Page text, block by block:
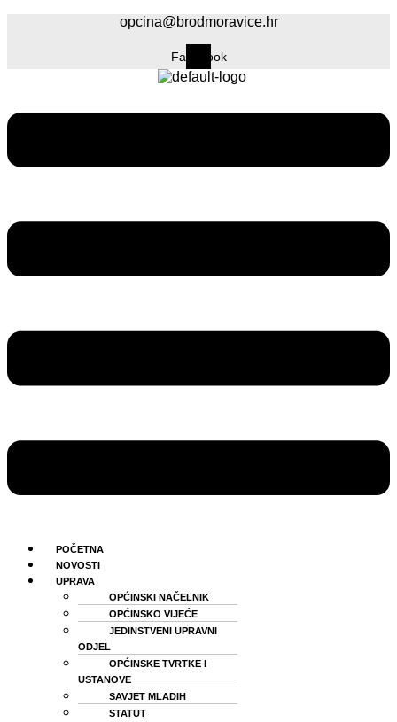
opcina@brodmoravice.hr
Facebook
POČETNA
NOVOSTI
UPRAVA
OPĆINSKI NAČELNIK
OPĆINSKO VIJEĆE
JEDINSTVENI UPRAVNI
ODJEL
OPĆINSKE TVRTKE I
USTANOVE
SAVJET MLADIH
STATUT